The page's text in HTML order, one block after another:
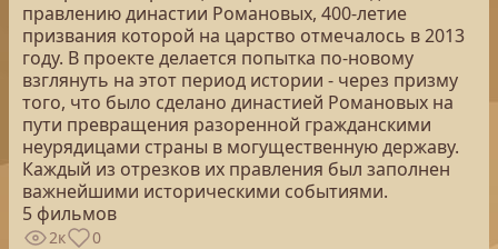
правлению династии Романовых, 400-летие
призвания которой на царство отмечалось в 2013
году. В проекте делается попытка по-новому
взглянуть на этот период истории - через призму
того, что было сделано династией Романовых на
пути превращения разоренной гражданскими
неурядицами страны в могущественную державу.
Каждый из отрезков их правления был заполнен
важнейшими историческими событиями.
5 фильмов
2к 0